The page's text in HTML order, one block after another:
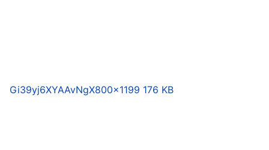
Gi39yj6XYAAvNgX800×1199 176 KB